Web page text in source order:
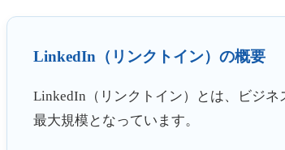
LinkedIn（リンクトイン）の概要
LinkedIn（リンクトイン）とは、ビジ
最大規模となっています。